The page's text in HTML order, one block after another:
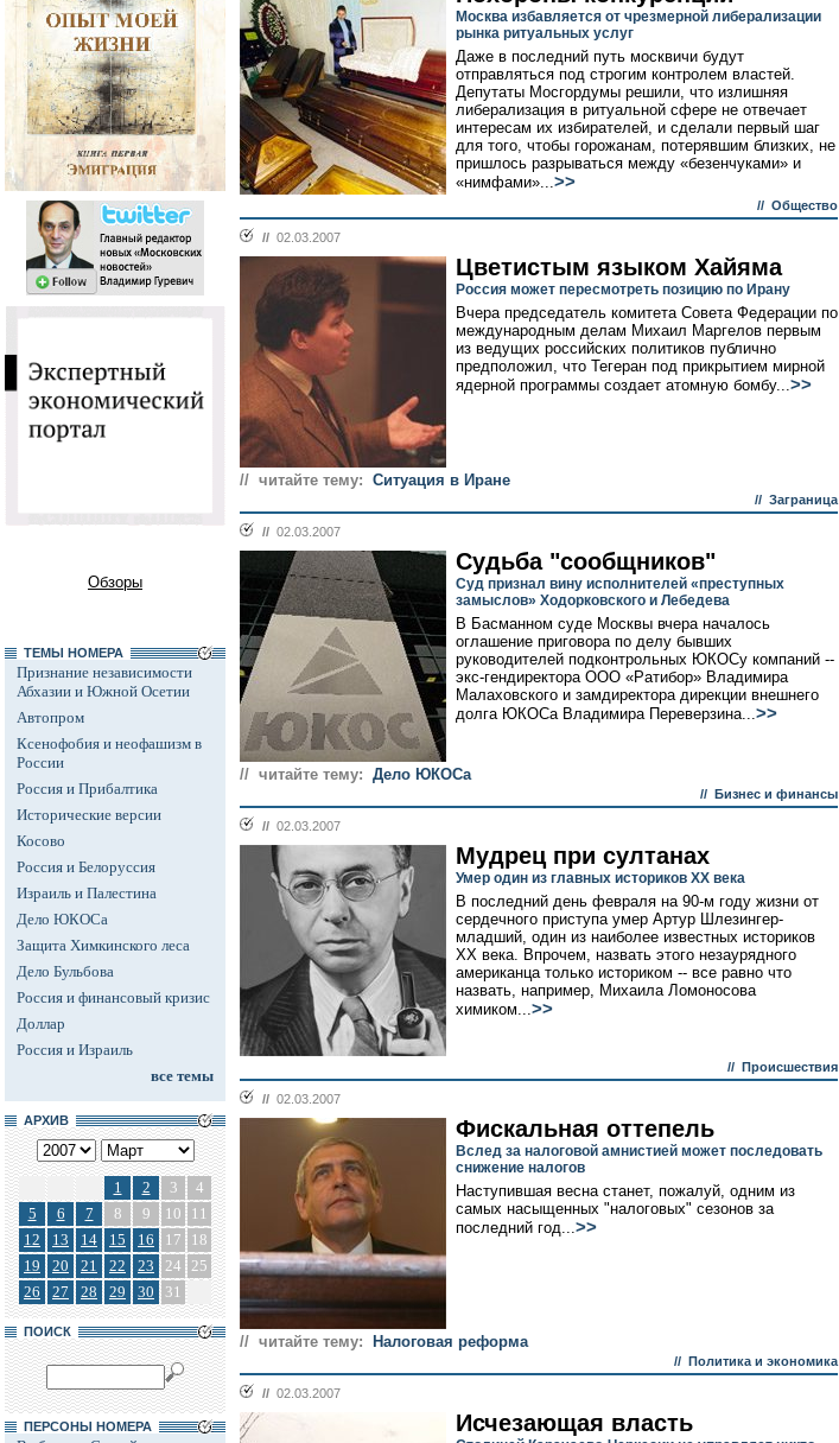
Обзоры
ТЕМЫ НОМЕРА
Признание независимости
Абхазии и Южной Осетии
Автопром
Ксенофобия и неофашизм в
России
Россия и Прибалтика
Исторические версии
Косово
Россия и Белоруссия
Израиль и Палестина
Дело ЮКОСа
Защита Химкинского леса
Дело Бульбова
Россия и финансовый кризис
Доллар
Россия и Израиль
все темы
АРХИВ
1 2 3
4
5
6 7 8 9 10
11
12
13 14 15 16 17
18
19
20 21 22 23 24 25
26
27 28 29 30 31
ПОИСК
ПЕРСОНЫ НОМЕРА
Москва избавляется от чрезмерной либерализации
рынка ритуальных услуг
Даже в последний путь москвичи будут
отправляться под строгим контролем властей.
Депутаты Мосгордумы решили, что излишняя
либерализация в ритуальной сфере не отвечает
интересам их избирателей, и сделали первый шаг
для того, чтобы горожанам, потерявшим близких, не
пришлось разрываться между «безенчуками» и
«нимфами»...>>
// Общество
// 02.03.2007
Цветистым языком Хайяма
Россия может пересмотреть позицию по Ирану
Вчера председатель комитета Совета Федерации по
международным делам Михаил Маргелов первым
из ведущих российских политиков публично
предположил, что Тегеран под прикрытием мирной
ядерной программы создает атомную бомбу...>>
// читайте тему: Ситуация в Иране
// Заграница
// 02.03.2007
Судьба "сообщников"
Суд признал вину исполнителей «преступных
замыслов» Ходорковского и Лебедева
В Басманном суде Москвы вчера началось
оглашение приговора по делу бывших
руководителей подконтрольных ЮКОСу компаний --
экс-гендиректора ООО «Ратибор» Владимира
Малаховского и замдиректора дирекции внешнего
долга ЮКОСа Владимира Переверзина...>>
// читайте тему: Дело ЮКОСа
// Бизнес и финансы
// 02.03.2007
Мудрец при султанах
Умер один из главных историков ХХ века
В последний день февраля на 90-м году жизни от
сердечного приступа умер Артур Шлезингер-
младший, один из наиболее известных историков
XX века. Впрочем, назвать этого незаурядного
американца только историком -- все равно что
назвать, например, Михаила Ломоносова
химиком...>>
// Происшествия
// 02.03.2007
Фискальная оттепель
Вслед за налоговой амнистией может последовать
снижение налогов
Наступившая весна станет, пожалуй, одним из
самых насыщенных "налоговых" сезонов за
последний год...>>
// читайте тему: Налоговая реформа
// Политика и экономика
// 02.03.2007
Исчезающая власть